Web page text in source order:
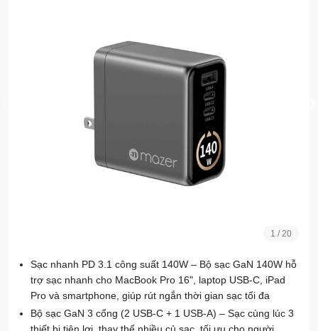
1 /20
Sạc nhanh PD 3.1 công suất 140W – Bộ sạc GaN 140W hỗ
trợ sạc nhanh cho MacBook Pro 16", laptop USB-C, iPad
Pro và smartphone, giúp rút ngắn thời gian sạc tối đa
Bộ sạc GaN 3 cổng (2 USB-C + 1 USB-A) – Sạc cùng lúc 3